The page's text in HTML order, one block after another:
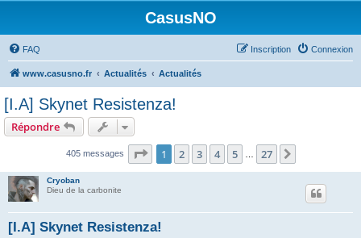
CasusNO
FAQ Connexion
Inscription
www.casusno.fr Actualités Actualités
[I.A] Skynet Resistenza!
Répondre
405 messages Page 1sur27
1 2 3 4 5 27
Cryoban
Dieu de la carbonite
[I.A] Skynet Resistenza!